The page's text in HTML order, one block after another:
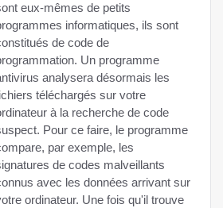
eux-mêmes de petits
informatiques, ils sont
de code de
Un programme
analysera désormais les
téléchargés sur votre
à la recherche de code
Pour ce faire, le programme
par exemple, les
de codes malveillants
avec les données arrivant sur
ordinateur. Une fois qu'il trouve